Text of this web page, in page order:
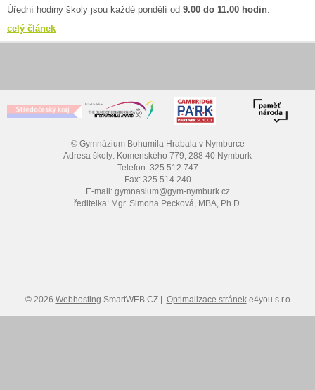
Úřední hodiny školy jsou každé pondělí od 9.00 do 11.00 hodin.
celý článek
© Gymnázium Bohumila Hrabala v Nymburce
Adresa školy: Komenského 779, 288 40 Nymburk
Telefon: 325 512 747
Fax: 325 514 240
E-mail: gymnasium@gym-nymburk.cz
ředitelka: Mgr. Simona Pecková, MBA, Ph.D.
© 2026 Webhosting SmartWEB.CZ | Optimalizace stráneke4you s.r.o.